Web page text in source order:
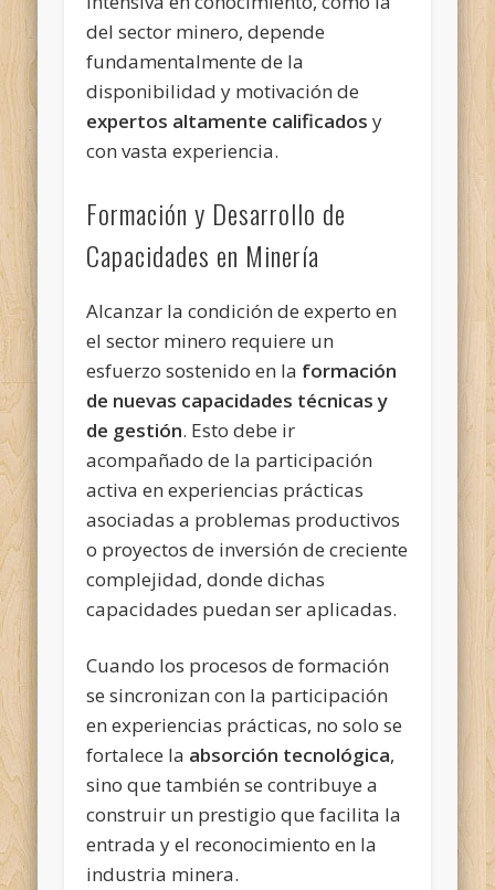
del sector minero, depende
fundamentalmente de la
disponibilidad y motivación de
expertos altamente calificados y
con vasta experiencia.
Formación y Desarrollo de
Capacidades en Minería
Alcanzar la condición de experto en
el sector minero requiere un
esfuerzo sostenido en la formación
de nuevas capacidades técnicas y
de gestión. Esto debe ir
acompañadode la participación
activa en experiencias prácticas
asociadas a problemas productivos
o proyectos de inversión de creciente
complejidad, donde dichas
capacidades puedan ser aplicadas.
Cuando los procesos de formación
se sincronizan con la participación
en experiencias prácticas, no solo se
fortalece la absorción tecnológica,
sino que también se contribuye a
construir un prestigio que facilita la
entrada y el reconocimiento en la
industria minera.